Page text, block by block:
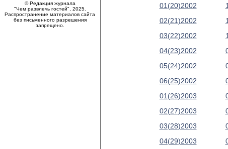
© Редакция журнала
"Чем развлечь гостей", 2025.
Распространение материалов сайта
без письменного разрешения
запрещено.
01(20)2002
02(21)2002
03(22)2002
04(23)2002
05(24)2002
06(25)2002
01(26)2003
02(27)2003
03(28)2003
04(29)2003